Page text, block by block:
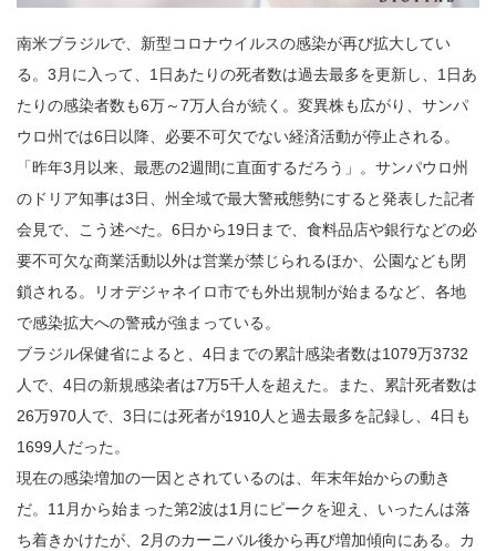
南米ブラジルで、新型コロナウイルスの感染が再び拡大してい
る。3月に入って、1日あたりの死者数は過去最多を更新し、1日あ
たりの感染者数も6万～7万人台が続く。変異株も広がり、サンパ
ウロ州では6日以降、必要不可欠でない経済活動が停止される。
「昨年3月以来、最悪の2週間に直面するだろう」。サンパウロ州
のドリア知事は3日、州全域で最大警戒態勢にすると発表した記者
会見で、こう述べた。6日から19日まで、食料品店や銀行などの必
要不可欠な商業活動以外は営業が禁じられるほか、公園なども閉
鎖される。リオデジャネイロ市でも外出規制が始まるなど、各地
で感染拡大への警戒が強まっている。
ブラジル保健省によると、4日までの累計感染者数は1079万3732
人で、4日の新規感染者は7万5千人を超えた。また、累計死者数は
26万970人で、3日には死者が1910人と過去最多を記録し、4日も
1699人だった。
現在の感染増加の一因とされているのは、年末年始からの動き
だ。11月から始まった第2波は1月にピークを迎え、いったんは落
ち着きかけたが、2月のカーニバル後から再び増加傾向にある。カ